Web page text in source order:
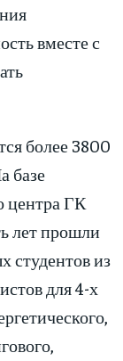
вместе с
более 3800
базе
центра ГК
лет прошли
студентов из
для 4-х